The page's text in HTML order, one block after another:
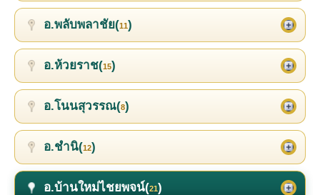
อ.พลับพลาชัย(11)
อ.ห้วยราช(15)
อ.โนนสุวรรณ(8)
อ.ชำนิ(12)
อ.บ้านใหม่ไชยพจน์(21)